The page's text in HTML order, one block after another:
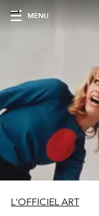
MENU
L'OFFICIEL ART